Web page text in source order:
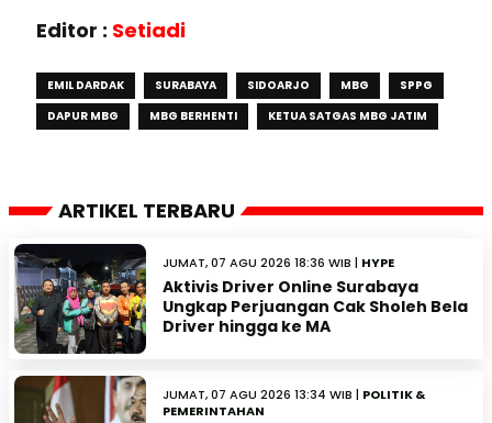
Editor : Setiadi
EMIL DARDAK SURABAYA SIDOARJO MBG
SPPG
DAPUR MBG
MBG BERHENTI KETUA SATGAS MBG JATIM
ARTIKEL TERBARU
JUMAT, 07 AGU 2026 18:36 WIB | HYPE
Aktivis Driver Online Surabaya
Ungkap Perjuangan Cak Sholeh Bela
Driver hingga ke MA
JUMAT, 07 AGU 2026 13:34 WIB | POLITIK &
PEMERINTAHAN